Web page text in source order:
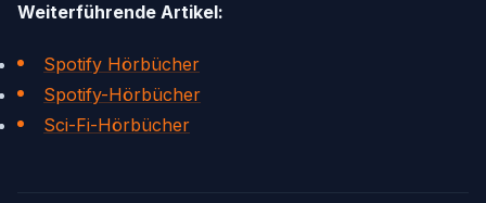
Weiterführende Artikel:
Spotify Hörbücher
Spotify-Hörbücher
Sci-Fi-Hörbücher